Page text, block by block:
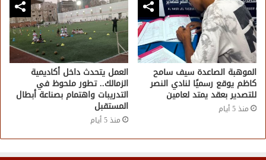
الموهبة الصاعدة سيف سامح
كاظم يوقع رسميًا لنادي النصر
للتصدير بعقد يمتد لعامين
منذ 5 أيام
العمل يتحدث داخل أكاديمية
الزمالك.. تطور ملحوظ في
التدريبات واهتمام بصناعة أبطال
المستقبل
منذ 5 أيام